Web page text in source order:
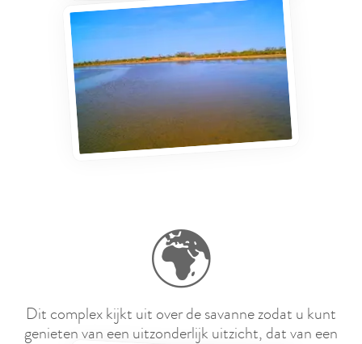
🌍
Dit complex kijkt uit over de savanne zodat u kunt
genieten van een uitzonderlijk uitzicht, dat van een